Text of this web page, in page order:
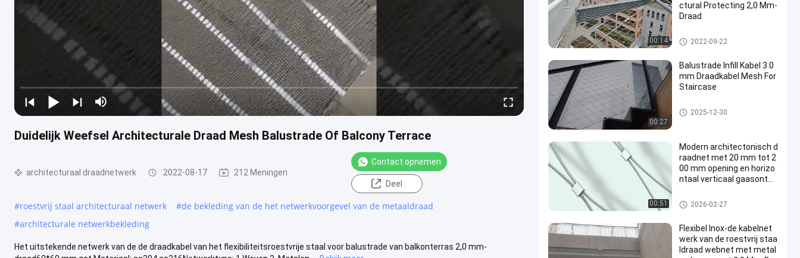
Duidelijk Weefsel Architecturale Draad Mesh Balustrade Of Balcony Terrace
architecturaal draadnetwerk 2022-08-17 212 Meningen
Contact opnemen
Deel
#roestvrij staal architecturaal netwerk #de bekleding van de het netwerkvoorgevel van de metaaldraad
#architecturale netwerkbekleding
Het uitstekende netwerk van de de draadkabel van het flexibiliteitsroestvrije staal voor balustrade van balkonterras 2,0 mm-
00:14
ctural Protecting 2,0 Mm-
Draad
architecturaal draadnetwerk
2022-09-22
00:27
Balustrade Infill Kabel 3.0
mm Draadkabel Mesh For
Staircase
Het Netwerk van de draadkabel
2025-12-30
00:51
Modern architectonisch d
raadnet met 20 mm tot 2
00 mm opening en horizo
ntaal verticaal gaasontw
architecturaal draadnetwerk
2026-02-27
Flexibel Inox-de kabelnet
werk van de roestvrij staa
ldraad webnet met metal